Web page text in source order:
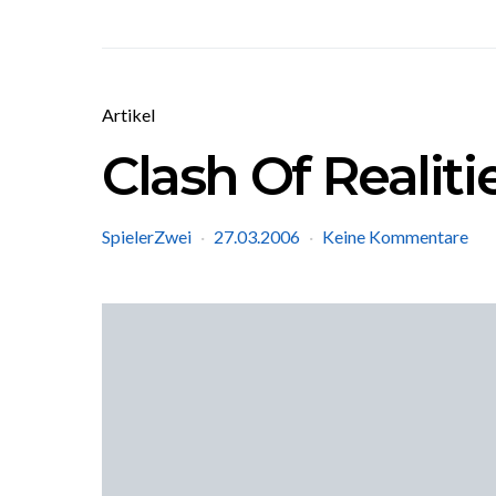
Artikel
Clash Of
SpielerZwei 27.03.2006 Keine Kommentare